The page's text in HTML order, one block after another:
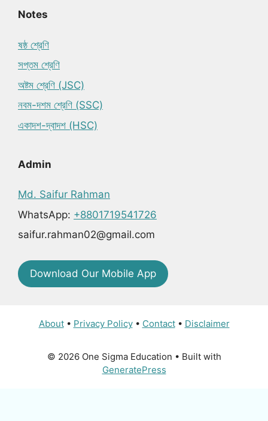
Notes
ষষ্ঠ শ্রেণি
সপ্তম শ্রেণি
অষ্টম শ্রেণি (JSC)
নবম-দশম শ্রেণি (SSC)
একাদশ-দ্বাদশ (HSC)
Admin
Md. Saifur Rahman
WhatsApp: +8801719541726
saifur.rahman02@gmail.com
Download Our Mobile App
About• Privacy Policy• Contact• Disclaimer
© 2026 One Sigma Education • Built with
GeneratePress